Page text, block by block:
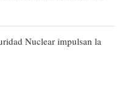
Nuclear impulsan la